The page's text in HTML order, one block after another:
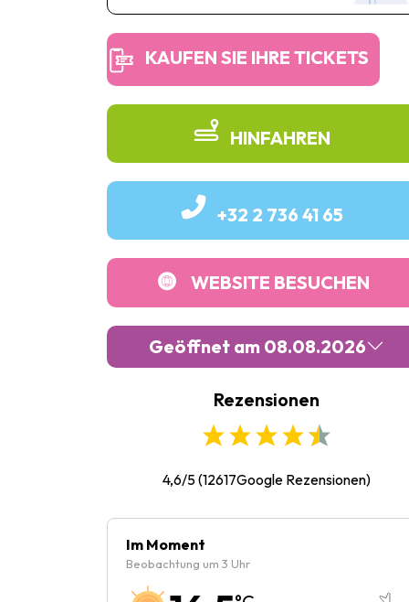
KAUFEN SIE IHRE TICKETS
HINFAHREN
+32 2 736 41 65
WEBSITE BESUCHEN
Geöffnet am 08.08.2026
10:00-17:00
10:00-17:00
Freitag :10:00
Samstag :
Rezensionen
4,6/5(12617Google Rezensionen)
Im Moment
Beobachtung um 3 Uhr